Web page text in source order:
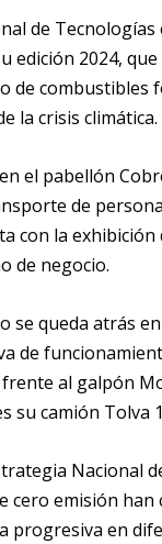
de
edición 2024,
de combustibles
la crisis climática.
el pabellón
de
con la
de negocio.
se queda atrás
de
frente al galpón
su camión Tolva
Nacional
cero emisión
progresiva en